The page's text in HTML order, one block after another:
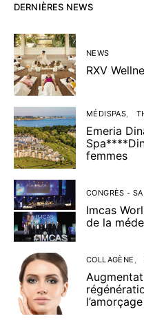
DERNIÈRES NEWS
NEWS
RXV
MÉDISPAS
Emeria
femmes
CONGRÈS -
Imcas
de la
COLLAGÈNE